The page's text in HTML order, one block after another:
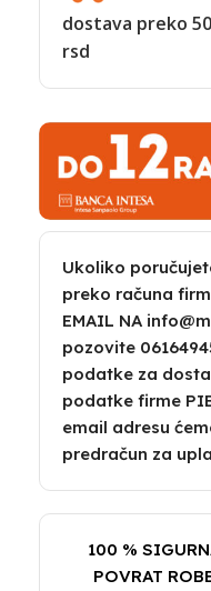
dostava preko
rsd
Ukoliko
preko računa
EMAIL NA
pozovite
podatke za
podatke firme
email adresu
predračun za
100 %
POVRAT